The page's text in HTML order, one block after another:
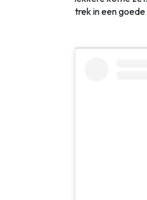
trek in een goede